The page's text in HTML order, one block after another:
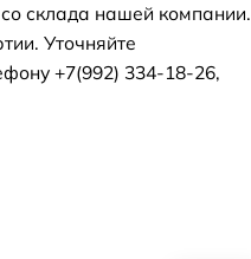
склада нашей компании.
Уточняйте
+7(992) 334-18-26,